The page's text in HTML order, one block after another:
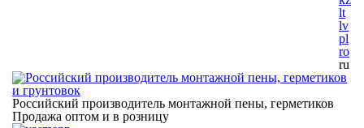
lt
lv
pl
ro
ru
Российский производитель монтажной пены, герметиков
Продажа оптом и в розницу